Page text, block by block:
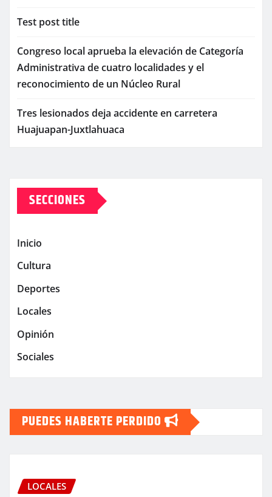
Test post title
Congreso local aprueba la elevación de Categoría
Administrativa de cuatro localidades y el
reconocimiento de un Núcleo Rural
Tres lesionados deja accidente en carretera
Huajuapan-Juxtlahuaca
SECCIONES
Inicio
Cultura
Deportes
Locales
Opinión
Sociales
PUEDES HABERTE PERDIDO
LOCALES